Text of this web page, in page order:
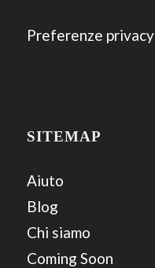
Preferenze privacy
SITEMAP
Aiuto
Blog
Chi siamo
Coming Soon